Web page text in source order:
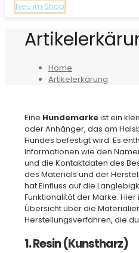
Neu im Shop
Home
Artikelerkärung
Eine Hundemarkeist ein
oder Anhänger, das am
Hundes befestigt wird. Es
Informationen wie den
und die Kontaktdaten des
des Materials und der
hat Einfluss auf die
Funktionalität der Marke. Hier
Übersicht über die
Herstellungsverfahren, die
1. Resin (Kunstharz)